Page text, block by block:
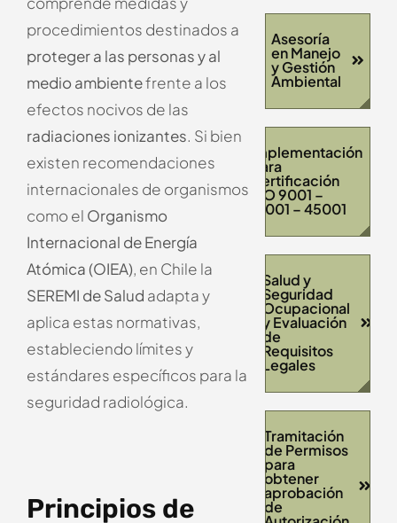
procedimientos destinados a
proteger a las personas y al
medio ambientefrente a los
efectos nocivos de las
radiaciones ionizantes. Si bien
existen recomendaciones
internacionales de organismos
como el Organismo
Internacional de Energía
Atómica (OIEA), en Chile la
SEREMI de Salud adapta y
aplica estas normativas,
estableciendo límites y
estándares específicos para la
seguridad radiológica.
Principios de
Asesoría
en Manejo
y Gestión
Ambiental
Implementación
para
Certificación
ISO 9001 –
14001 – 45001
Salud y
Seguridad
Ocupacional
y Evaluación
de
Requisitos
Legales
Tramitación
de Permisos
para
obtener
aprobación
de